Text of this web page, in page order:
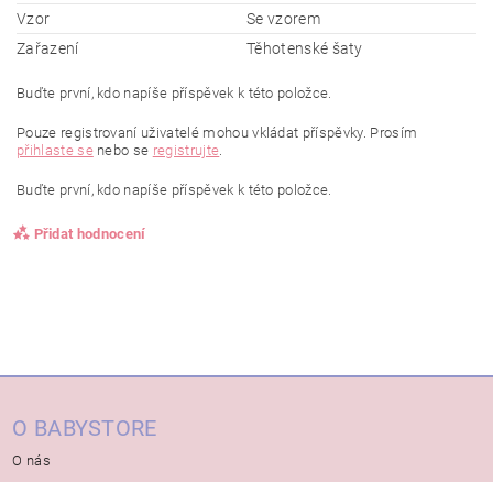
Vzor
Se vzorem
Zařazení
Těhotenské šaty
Buďte první, kdo napíše příspěvek k této položce.
Pouze registrovaní uživatelé mohou vkládat příspěvky. Prosím
přihlaste senebo se registrujte.
Buďte první, kdo napíše příspěvek k této položce.
Přidat hodnocení
O BABYSTORE
O nás